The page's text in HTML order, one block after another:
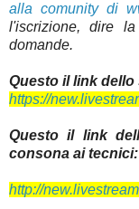
alla comunity di
l'iscrizione, dire
domande.
Questo il link dello
https://
Questo il link
consona ai tecnici:
http://